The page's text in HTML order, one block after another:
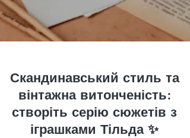
Скандинавський стиль та
вінтажна витонченість:
створіть серію сюжетів з
іграшками Тільда ✨